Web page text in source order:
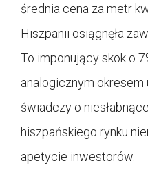
średnia cena za metr
Hiszpanii osiągnęła
To imponujący skok o
analogicznym okresem
świadczy o
hiszpańskiego rynku
apetycie inwestorów.